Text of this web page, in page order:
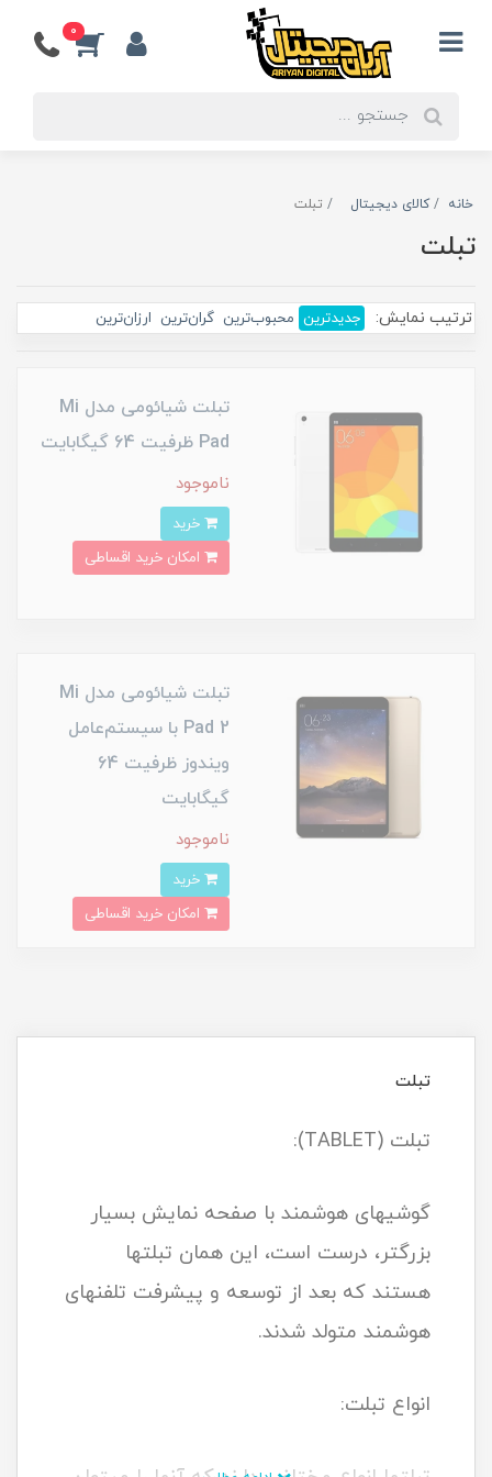
0
خانه کالای دیجیتال تبلت
تبلت
ترتیب نمایش: جدیدترین محبوب‌ترین گران‌ترین ارزان‌ترین
تبلت شیائومی مدل Mi
Pad ظرفیت 64 گیگابایت
ناموجود
تبلت شیائومی مدل Mi
Pad 2 با سیستم‌عامل
ویندوز ظرفیت 64
گیگابایت
ناموجود
تبلت
تبلت (TABLET):
گوشی­های هوشمند با صفحه نمایش بسیار
بزرگتر، درست است، این همان تبلت­ها
هستند که بعد از توسعه و پیشرفت تلفن­های
هوشمند متولد شدند.
انواع تبلت: